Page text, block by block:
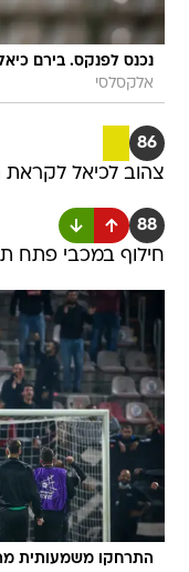
נכנס לפנקס. בירם
אלקסלסי
86
צהוב לכיאל לקראת
88
חילוף במכבי פתח
התרחקו משמעותית